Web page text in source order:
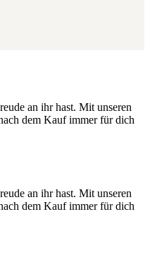
an ihr hast. Mit unseren
dem Kauf immer für dich
an ihr hast. Mit unseren
dem Kauf immer für dich